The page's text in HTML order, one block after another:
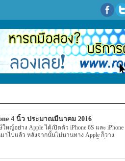
4 นิ้ว ประมาณมีนาคม 2016
หญ์อย่าง Apple ได้เปิดตัว iPhone 6S และ iPhone
าไปแล้ว หลังจากนั้นไม่นานทาง Apple ก็วาง
อุปกรณ์เสริมต่างๆ ออกมา แต่ล่าสุดนั้นก็มีข่าว
ทาง Apple มีแผนว่าจะวางจำหน่าย 2 อุปกรณ์รุ่น
และ iPhone รุ่นใหม่ที่มีขนาดหน้าจอเพียงแค่